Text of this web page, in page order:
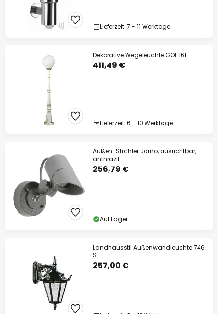
Lieferzeit: 7 - 11 Werktage
Dekorative Wegeleuchte GOL 161
411,49 €
Lieferzeit: 6 - 10 Werktage
Außen-Strahler Jarno, ausrichtbar,
anthrazit
256,79 €
Auf Lager
Landhausstil Außenwandleuchte 746
S
257,00 €